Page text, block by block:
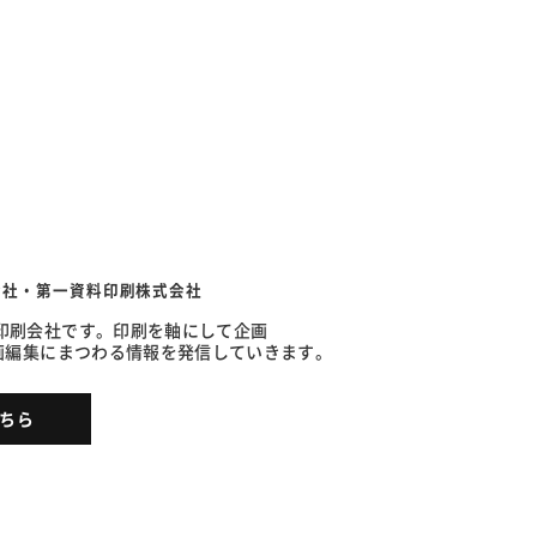
・第一資料印刷株式会社
刷会社です。印刷を軸にして企画
集にまつわる情報を発信していきます。
ら